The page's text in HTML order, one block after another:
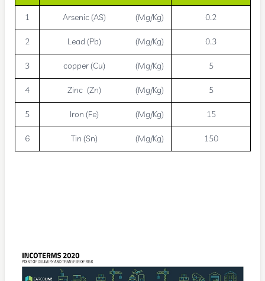
0.2
(Mg/Kg)
Arsenic (AS)
1
0.3
(Mg/Kg)
Lead (Pb)
2
5
(Mg/Kg)
copper (Cu)
3
5
(Mg/Kg)
Zinc (Zn)
4
15
(Mg/Kg)
Iron (Fe)
5
150
(Mg/Kg)
Tin (Sn)
6